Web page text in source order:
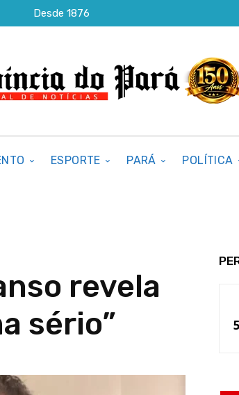
Desde 1876
ESPORTE PARÁ POLÍTICA
revela
sério”